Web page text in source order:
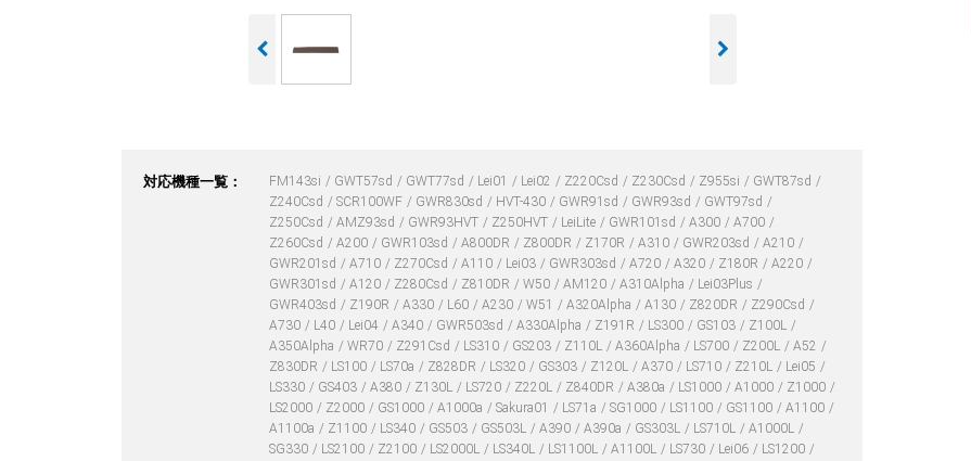
対応機種一覧： FM143si GWT57sd GWT77sd Lei01 Lei02 Z220Csd Z230Csd Z955si
GWT87sd
Z240Csd
SCR100WF GWR830sd HVT-430 GWR91sd GWR93sd
GWT97sd
Z250Csd
AMZ93sd GWR93HVT Z250HVT LeiLite GWR101sd A300
A700
Z260Csd
A200 GWR103sd A800DR Z800DR Z170R A310 GWR203sd
A210
GWR201sd
A710 Z270Csd A110 Lei03 GWR303sd A720 A320 Z180R
A220
GWR301sd
A120 Z280Csd Z810DR W50 AM120 A310Alpha
Lei03Plus
GWR403sd
Z190R A330 L60 A230 W51 A320Alpha A130 Z820DR
Z290Csd
A730
L40 Lei04 A340 GWR503sd A330Alpha Z191R LS300 GS103
Z100L
A350Alpha
WR70 Z291Csd LS310 GS203 Z110L A360Alpha LS700 Z200L
A52
Z830DR
LS100 LS70a Z828DR LS320 GS303 Z120L A370 LS710 Z210L
Lei05
LS330
GS403 A380 Z130L LS720 Z220L Z840DR A380a LS1000 A1000
Z1000
LS2000
Z2000 GS1000 A1000a Sakura01 LS71a SG1000 LS1100 GS1100
A1100
A1100a
Z1100 LS340 GS503 GS503L A390 A390a GS303L LS710L
A1000L
SG330
LS2100 Z2100 LS2000L LS340L LS1100L A1100L LS730 Lei06
LS1200